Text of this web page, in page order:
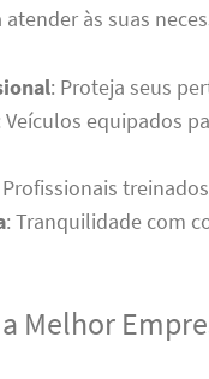
às suas
: Proteja seus
Veículos equipados
: Tranquilidade com
Melhor